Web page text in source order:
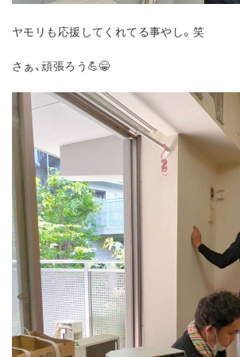
ヤモリも応援してくれてる事やし。笑
さぁ、頑張ろう💪😁